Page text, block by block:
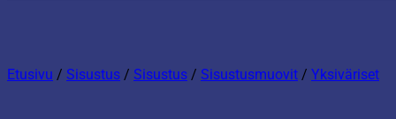
Etusivu / Sisustus / Sisustus / Sisustusmuovit / Yksiväriset